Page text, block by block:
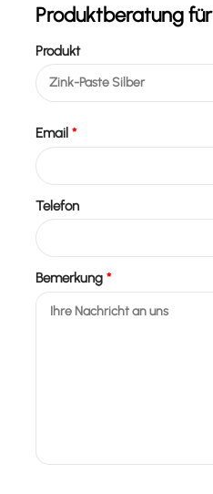
Produktberatung für
Produkt
Email *
Telefon
Bemerkung *